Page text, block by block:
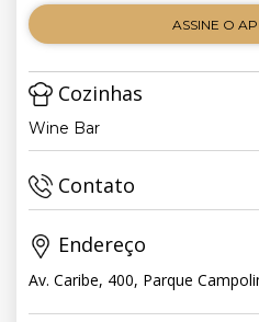
ASSINE O
Cozinhas
Wine Bar
Contato
Endereço
Av. Caribe, 400, Parque